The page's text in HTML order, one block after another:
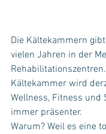
Die Kältekammern
vielen Jahren in der
Kältekammer wird
Wellness, Fitness und
immer präsenter.
Warum? Weil es eine